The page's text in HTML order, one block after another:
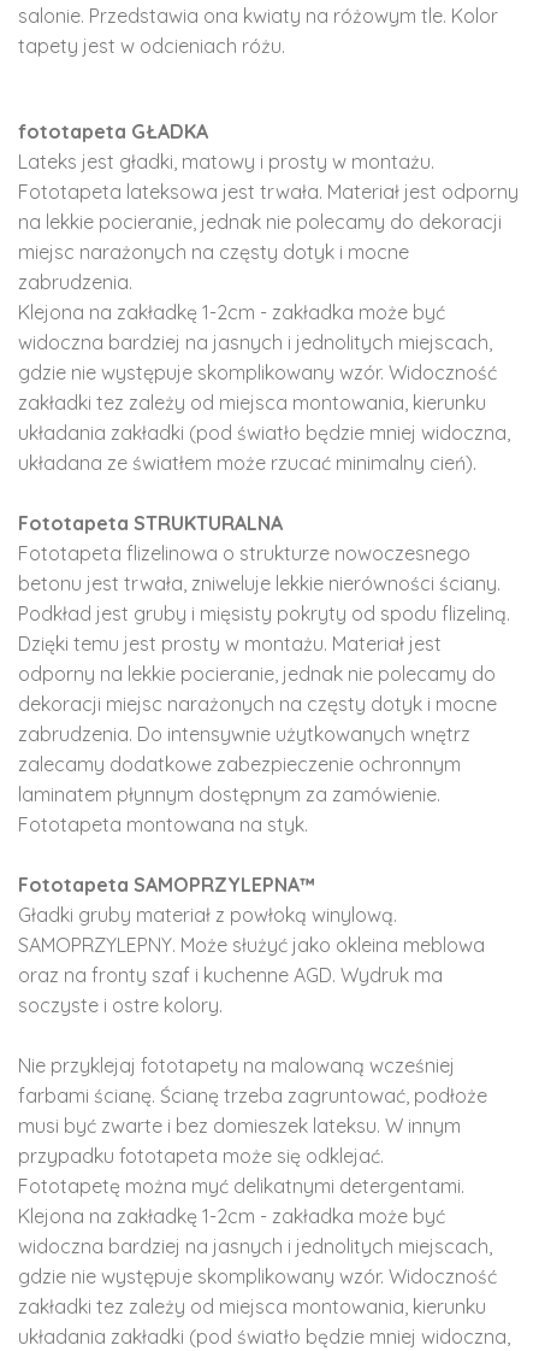
salonie. Przedstawia ona kwiaty na różowym tle. Kolor
tapety jest w odcieniach różu.
fototapeta GŁADKA
Lateks jest gładki, matowy i prosty w montażu.
Fototapeta lateksowa jest trwała. Materiał jest odporny
na lekkie pocieranie, jednak nie polecamy do dekoracji
miejsc narażonych na częsty dotyk i mocne
zabrudzenia.
Klejona na zakładkę 1-2cm - zakładka może być
widoczna bardziej na jasnych i jednolitych miejscach,
gdzie nie występuje skomplikowany wzór. Widoczność
zakładki tez zależy od miejsca montowania, kierunku
układania zakładki (pod światło będzie mniej widoczna,
układana ze światłem może rzucać minimalny cień).
Fototapeta STRUKTURALNA
Fototapeta flizelinowa o strukturze nowoczesnego
betonu jest trwała, zniweluje lekkie nierówności ściany.
Podkład jest gruby i mięsisty pokryty od spodu flizeliną.
Dzięki temu jest prosty w montażu. Materiał jest
odporny na lekkie pocieranie, jednak nie polecamy do
dekoracji miejsc narażonych na częsty dotyk i mocne
zabrudzenia. Do intensywnie użytkowanych wnętrz
zalecamy dodatkowe zabezpieczenie ochronnym
laminatem płynnym dostępnym za zamówienie.
Fototapeta montowana na styk.
Fototapeta SAMOPRZYLEPNA™
Gładki gruby materiał z powłoką winylową.
SAMOPRZYLEPNY. Może służyć jako okleina meblowa
oraz na fronty szaf i kuchenne AGD. Wydruk ma
soczyste i ostre kolory.
Nie przyklejaj fototapety na malowaną wcześniej
farbami ścianę. Ścianę trzeba zagruntować, podłoże
musi być zwarte i bez domieszek lateksu. W innym
przypadku fototapeta może się odklejać.
Fototapetę można myć delikatnymi detergentami.
Klejona na zakładkę 1-2cm - zakładka może być
widoczna bardziej na jasnych i jednolitych miejscach,
gdzie nie występuje skomplikowany wzór. Widoczność
zakładki tez zależy od miejsca montowania, kierunku
układania zakładki (pod światło będzie mniej widoczna,